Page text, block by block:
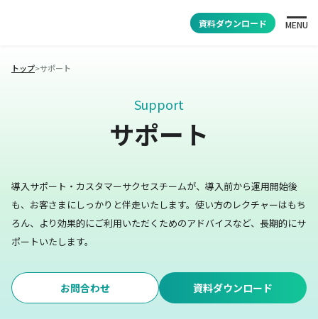
資料ダウンロード MENU
トップ>サポート
Support
サポート
導入サポート・カスタマーサクセスチームが、導入前から運用開始後
も、お客さまにしっかりと伴走いたします。 使い方のレクチャーはもち
ろん、より効果的にご利用いただくためのアドバイスなど、長期的にサ
ポートいたします。
お問合わせ 資料ダウンロード